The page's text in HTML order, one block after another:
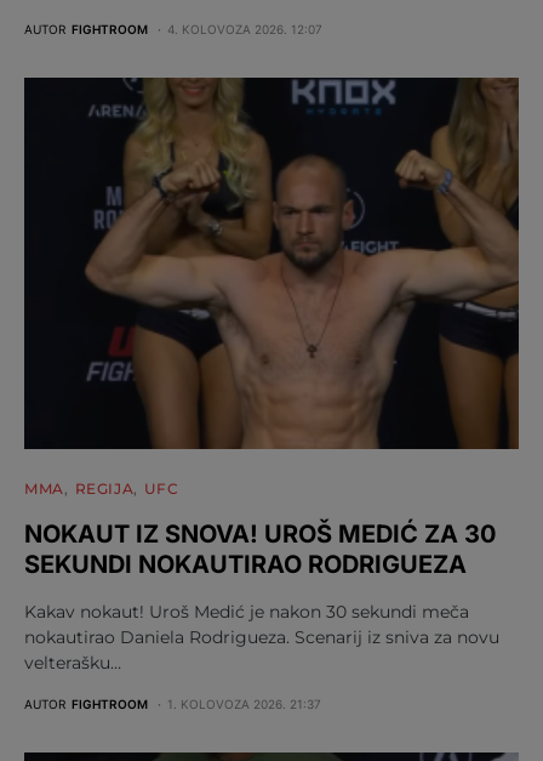
AUTOR FIGHTROOM 4. KOLOVOZA 2026. 12:07
MMA REGIJA UFC
NOKAUT IZ SNOVA! UROŠ MEDIĆ ZA 30
SEKUNDI NOKAUTIRAO RODRIGUEZA
Kakav nokaut! Uroš Medić je nakon 30 sekundi meča
nokautirao Daniela Rodrigueza. Scenarij iz sniva za novu
velterašku…
AUTOR FIGHTROOM 1. KOLOVOZA 2026. 21:37